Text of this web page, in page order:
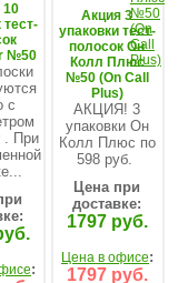
10
тест-
№50
с
. При
:
Акция 3
упаковки тест-
полосок Он
Колл Плюс
№50 (On Call
Plus)
АКЦИЯ! 3
упаковки Он
Колл Плюс по
598 руб.
Цена при
доставке:
1797 руб.
Цена в офисе:
1797 руб.